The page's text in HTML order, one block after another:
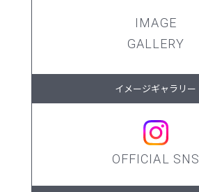
IMAGE
GALLERY
イメージギャラリー
OFFICIAL SNS